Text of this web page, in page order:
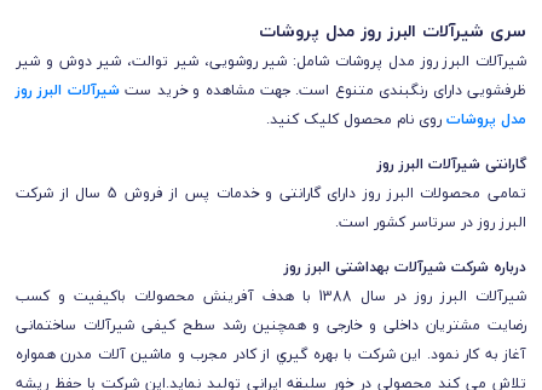
سری شیرآلات البرز روز مدل پروشات
شیرآلات البرز روز مدل پروشات شامل: شیر روشویی، شیر توالت، شیر دوش و شیر
ظرفشویی دارای رنگبندی متنوع است.جهت مشاهده و خرید ستشیرآلات البرز روز
مدل پروشاتروی نام محصول کلیک کنید.
گارانتی شیرآلات البرز روز
تمامی محصولات البرز روز دارای گارانتی و خدمات پس از فروش 5 سال از شرکت
البرز روز در سرتاسر کشور است.
درباره شرکت شیرآلات بهداشتی البرز روز
شیرآلات البرز روز در سال 1388 با هدف آفرینش محصولات باکیفیت و کسب
رضایت مشتریان داخلی و خارجی و همچنین رشد سطح کیفی شیرآلات ساختمانی
آغاز به کار نمود. این شرکت با بهره گیري از کادر مجرب و ماشین آلات مدرن همواره
تلاش می کند محصولی در خور سلیقه ایرانی تولید نماید.این شرکت با حفظ ریشه